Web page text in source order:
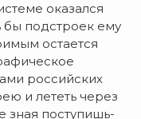
оказался
бы подстроек ему
остается
российских
и лететь через
зная поступишь-